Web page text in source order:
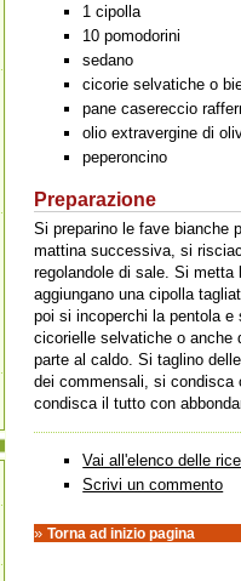
1 cipolla
10 pomodorini
sedano
cicorie selvatiche o
pane casereccio
olio extravergine di
peperoncino
Preparazione
Si preparino le fave bianche
mattina successiva, si
regolandole di sale. Si
aggiungano una cipolla
poi si incoperchi la pentola
cicorielle selvatiche o anche
parte al caldo. Si taglino
dei commensali, si condisca
condisca il tutto con
Vai all'elenco delle
Scrivi un commento
»Torna ad inizio pagina